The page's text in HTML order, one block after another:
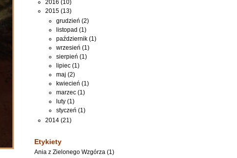
2016 (10)
2015 (13)
grudzień (2)
listopad (1)
październik (1)
wrzesień (1)
sierpień (1)
lipiec (1)
maj (2)
kwiecień (1)
marzec (1)
luty (1)
styczeń (1)
2014 (21)
Etykiety
Ania z Zielonego Wzgórza (1)